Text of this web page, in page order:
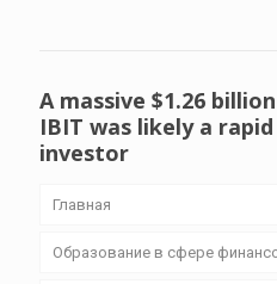
A massive $1.26
IBIT was likely a
investor
Главная
Образование в сфере